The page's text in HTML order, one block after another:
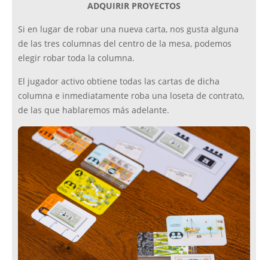
ADQUIRIR PROYECTOS
Si en lugar de robar una nueva carta, nos gusta alguna
de las tres columnas del centro de la mesa, podemos
elegir robar toda la columna.
El jugador activo obtiene todas las cartas de dicha
columna e inmediatamente roba una loseta de contrato,
de las que hablaremos más adelante.